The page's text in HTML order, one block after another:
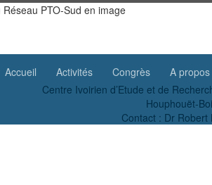
PTO-Sud en image
Accueil Activités Congrès
A
Centre Ivoirien d’Etude et de
Houphouët-
Contact : Dr